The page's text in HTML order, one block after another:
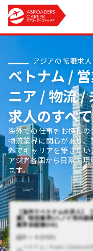
アジアの転職求
ベトナム /
ニア / 物流 /
求人のすべ
海外での仕事をお探しの
物流業界に関心があり
外でキャリアを築きた
アジア各国から日系・
ます。
【海外でベトナムの求人】
業】物流業界(ハノイ市内勤
業界未経験OK)
0 〜 0 (USD)
ベトナム / Hanoi (General)